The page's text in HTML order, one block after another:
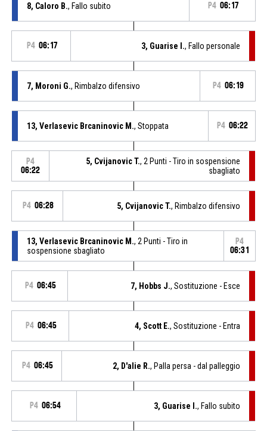
8, Caloro B., Fallo subito P4 06:17
P4 06:17 3, Guarise I., Fallo personale
7, Moroni G., Rimbalzo difensivo P4 06:19
13, Verlasevic Brcaninovic M., Stoppata P4 06:22
P4
06:22
5, Cvijanovic T., 2 Punti - Tiro in sospensione
sbagliato
P4 06:28 5, Cvijanovic T., Rimbalzo difensivo
13, Verlasevic Brcaninovic M., 2 Punti - Tiro in
sospensione sbagliato
P4
06:31
P4 06:45 7, Hobbs J., Sostituzione - Esce
P4 06:45 4, Scott E., Sostituzione - Entra
P4 06:45 2, D'alie R., Palla persa - dal palleggio
P4 06:54 3, Guarise I., Fallo subito